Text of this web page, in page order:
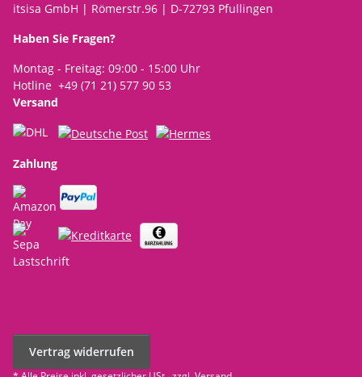
itsisa GmbH | Römerstr.96 | D-72793 Pfullingen
Haben Sie Fragen?
Montag - Freitag: 09:00 - 15:00 Uhr
Hotline +49 (71 21) 577 90 53
Versand
Zahlung
Vertrag widerrufen